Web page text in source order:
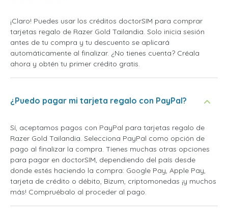
¡Claro! Puedes usar los créditos doctorSIM para comprar
tarjetas regalo de Razer Gold Tailandia. Solo inicia sesión
antes de tu compra y tu descuento se aplicará
automáticamente al finalizar. ¿No tienes cuenta? Créala
ahora y obtén tu primer crédito gratis.
¿Puedo pagar mi tarjeta regalo con PayPal?
Sí, aceptamos pagos con PayPal para tarjetas regalo de
Razer Gold Tailandia. Selecciona PayPal como opción de
pago al finalizar la compra. Tienes muchas otras opciones
para pagar en doctorSIM, dependiendo del país desde
donde estés haciendo la compra: Google Pay, Apple Pay,
tarjeta de crédito o débito, Bizum, criptomonedas ¡y muchos
más! Compruébalo al proceder al pago.